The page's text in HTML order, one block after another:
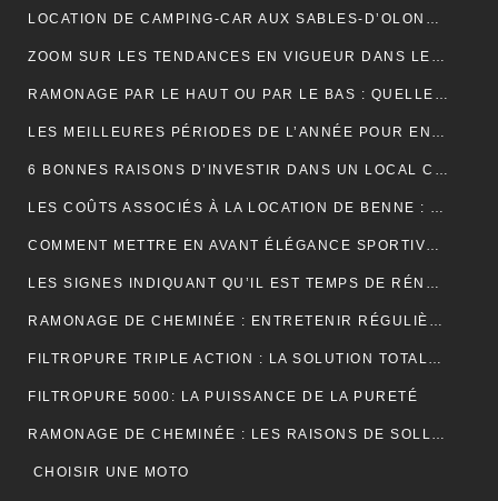
LOCATION DE CAMPING-CAR AUX SABLES-D’OLONNE : LA LIBERTÉ DE DÉCOUVRIR LA CÔTE ATLANTIQUE
ZOOM SUR LES TENDANCES EN VIGUEUR DANS LE DOMAINE DU WEBMARKETING
RAMONAGE PAR LE HAUT OU PAR LE BAS : QUELLE TECHNIQUE EST LA PLUS EFFICACE ?
LES MEILLEURES PÉRIODES DE L’ANNÉE POUR ENTRETENIR VOS GOUTTIÈRES
6 BONNES RAISONS D’INVESTIR DANS UN LOCAL COMMERCIAL
LES COÛTS ASSOCIÉS À LA LOCATION DE BENNE : CE QUE VOUS DEVEZ SAVOIR
COMMENT METTRE EN AVANT ÉLÉGANCE SPORTIVE AVEC LE POLO RUGBY ALL BLACK ?
LES SIGNES INDIQUANT QU’IL EST TEMPS DE RÉNOVER VOTRE TOITURE
RAMONAGE DE CHEMINÉE : ENTRETENIR RÉGULIÈREMENT VOS CONDUITS DE FUMÉE
FILTROPURE TRIPLE ACTION : LA SOLUTION TOTALE POUR L’EAU
FILTROPURE 5000: LA PUISSANCE DE LA PURETÉ
RAMONAGE DE CHEMINÉE : LES RAISONS DE SOLLICITER LES SERVICES D’UN PROFESSIONNEL
CHOISIR UNE MOTO